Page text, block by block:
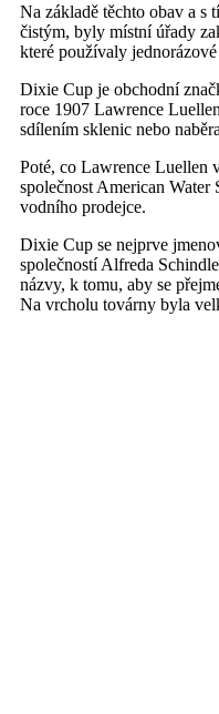
Na základě těchto obav a s
čistým, byly místní úřady
které používaly
Dixie Cup je obchodní
roce 1907 Lawrence
sdílením sklenic nebo
Poté, co Lawrence Luellen
společnost American
vodního prodejce.
Dixie Cup se nejprve
společností Alfreda
názvy, k tomu, aby se
Na vrcholu továrny byla